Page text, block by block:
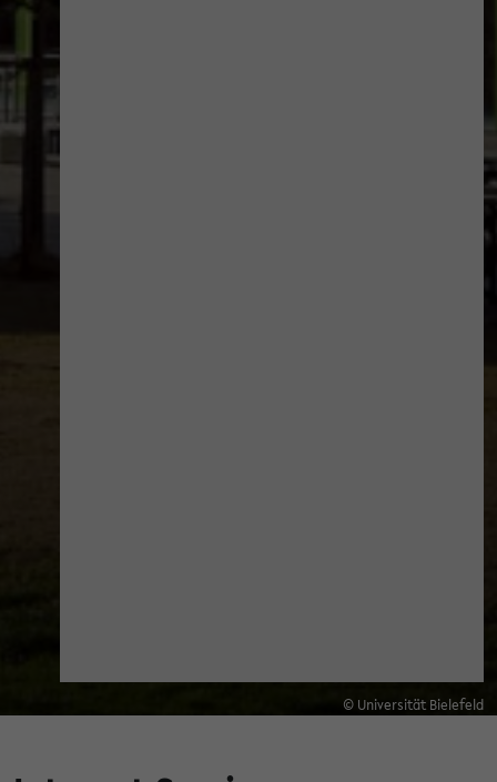
© Universität Bielefeld